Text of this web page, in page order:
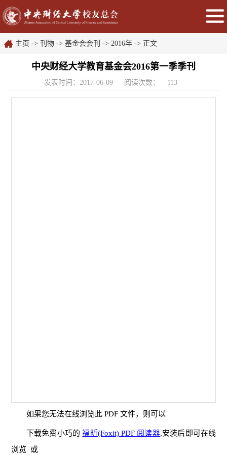
主页 -> 刊物 -> 基金会会刊 -> 2016年 -> 正文
中央财经大学教育基金会2016第一季季刊
发表时间：2017-06-09 阅读次数： 113
如果您无法在线浏览此 PDF 文件，则可以
下载免费小巧的福昕(Foxit) PDF 阅读器,安装后即可在线
浏览 或